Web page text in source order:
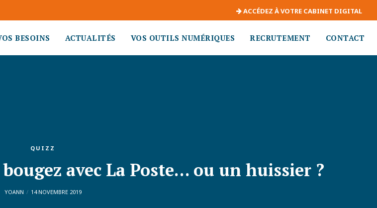
ACCÉDEZ À VOTRE CABINET DIGITAL
BESOINS ACTUALITÉS VOS OUTILS NUMÉRIQUES RECRUTEMENT CONTACT
QUIZZ
avec La Poste… ou un huissier ?
YOANN 14 NOVEMBRE 2019